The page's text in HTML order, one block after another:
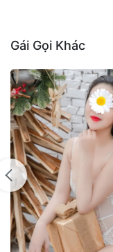
Gái Gọi Khác